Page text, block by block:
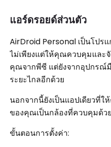
แอร์ดรอยด์ส่วนตัว
AirDroid Personal เป็นโป
ไม่เพียงแต่ให้คุณควบคุมและ
คุณจากพีซี แต่ยังจากอุปกรณ์
ระยะไกลอีกด้วย
นอกจากนี้ยังเป็นแอปเดียวที่
ของคุณเป็นกล้องที่ควบคุมด้ว
ขั้นตอนการตั้งค่า: